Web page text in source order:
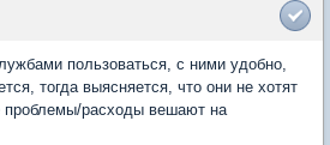
пользоваться, с ними удобно,
тогда выясняется, что они не хотят
проблемы/расходы вешают на